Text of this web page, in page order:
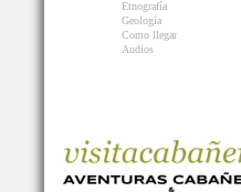
Etnografía
Geología
Como llegar
Audios